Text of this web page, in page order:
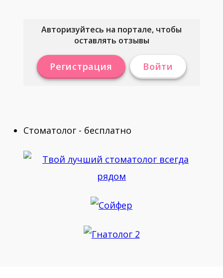
Авторизуйтесь на портале, чтобы
оставлять отзывы
Регистрация Войти
Стоматолог - бесплатно